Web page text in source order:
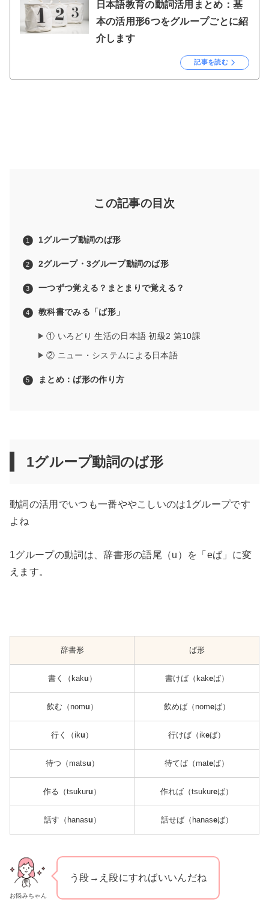
日本語教育の動詞活用まとめ：基
本の活用形6つをグループごとに紹
介します
記事を読む
この記事の目次
1グループ動詞のば形
2グループ・3グループ動詞のば形
一つずつ覚える？まとまりで覚える？
教科書でみる「ば形」
① いろどり 生活の日本語 初級2 第10課
② ニュー・システムによる日本語
まとめ：ば形の作り方
1グループ動詞のば形
動詞の活用でいつも一番ややこしいのは1グループです
よね
1グループの動詞は、辞書形の語尾（u）を「eば」に変
えます。
辞書形 ば形
書く（kaku ） 書けば（kakeば）
飲む（nomu ） 飲めば（nomeば）
行く（iku ） 行けば（ikeば）
待つ（matsu ） 待てば（mateば）
作る（tsukuru ） 作れば（tsukureば）
話す（hanasu ） 話せば（hanaseば）
お悩みちゃん
う段→え段にすればいいんだね